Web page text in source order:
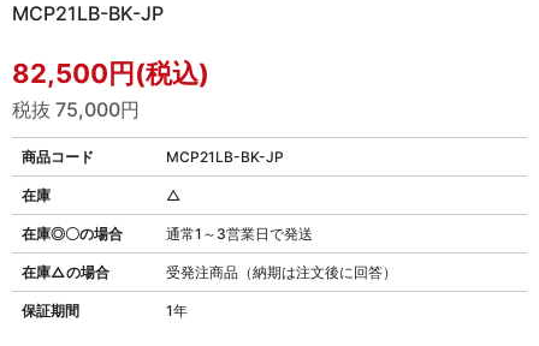
MCP21LB-BK-JP
82,500円(税込)
税抜 75,000円
商品コード MCP21LB-BK-JP
在庫◎〇の場合 通常1～3営業日で発送
在庫△の場合 受発注商品（納期は注文後に回答）
保証期間 1年
在庫 △